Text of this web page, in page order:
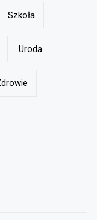
Szkoła
Uroda